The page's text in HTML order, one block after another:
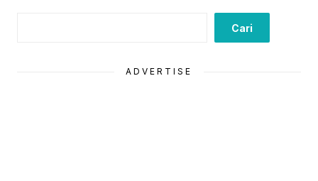
Cari
ADVERTISE